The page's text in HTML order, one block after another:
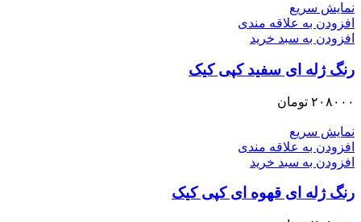
نمایش سریع
افزودن به علاقه مندی
افزودن به سبد خرید
رنگ ژله ای سفید کپی کیک
۲۰۸۰۰۰ تومان
نمایش سریع
افزودن به علاقه مندی
افزودن به سبد خرید
رنگ ژله ای قهوه ای کپی کیک